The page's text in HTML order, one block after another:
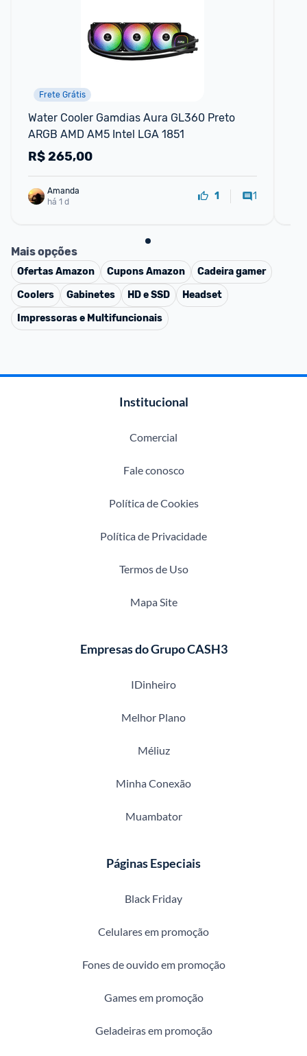
Frete Grátis
Water Cooler Gamdias Aura GL360 Preto
ARGB AMD AM5 Intel LGA 1851
R$265,00
Amanda
há 1 d
1 1
Mais opções
OfertasAmazon CuponsAmazon
Cadeira gamer
Coolers
Gabinetes HD e SSD
Headset
Impressoras e Multifuncionais
Institucional
Comercial
Fale conosco
Política de Cookies
Política de Privacidade
Termos de Uso
Mapa Site
Empresas do Grupo CASH3
IDinheiro
Melhor Plano
Méliuz
Minha Conexão
Muambator
Páginas Especiais
Black Friday
Celulares em promoção
Fones de ouvido em promoção
Games em promoção
Geladeiras em promoção